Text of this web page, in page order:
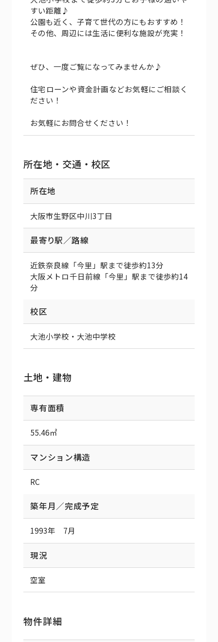
すい距離♪
公園も近く、子育て世代の方にもおすすめ！
その他、周辺には生活に便利な施設が充実！
ぜひ、一度ご覧になってみませんか♪
住宅ローンや資金計画などお気軽にご相談く
ださい！
お気軽にお問合せください！
所在地・交通・校区
所在地
大阪市生野区中川3丁目
最寄り駅／路線
近鉄奈良線「今里」駅まで徒歩約13分
大阪メトロ千日前線「今里」駅まで徒歩約14
分
校区
大池小学校・大池中学校
土地・建物
専有面積
55.46㎡
マンション構造
RC
築年月／完成予定
1993年 7月
現況
空室
物件詳細